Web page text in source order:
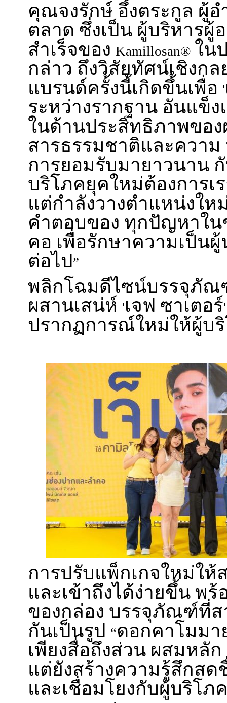
คุณจงรักษ์ อึ้งตระกูล ผู้อ
ตลาด ซึ่งเป็น ผู้บริหารผู้
สำเร็จของ Kamillosan® ใน
กล่าว ถึงวิสัยทัศน์เชิงก
แบรนด์ครั้งนี้เกิดขึ้นเพื่อ '
ระหว่างรากฐาน อันแข็
ในด้านประสิทธิภาพขอ
สารธรรมชาติและความ
การยอมรับมายาวนาน
บริโภคยุคใหม่ต้องการเ
แต่กำลังวางตำแหน่งให
คำตอบของ ทุกปัญหาใน
คอ เพื่อรักษาความเป็น
ต่อไป ”
พลิกโฉมดีไซน์บรรจุภัณ
ผสานเสน่ห์ 'เจฟ ซาเตอร์
ปรากฏการณ์ใหม่ให้ผู้บ
การปรับแพ็กเกจใหม่ให้
และเข้าถึงได้ง่ายขึ้น พ
ของกล่อง บรรจุภัณฑ์ที่
กันเป็นรูป “ดอกคาโมมา
เพียงสื่อถึงส่วน ผสมหลั
แต่ยังสร้างความรู้สึกสด
และเชื่อมโยงกับผู้บริโภ